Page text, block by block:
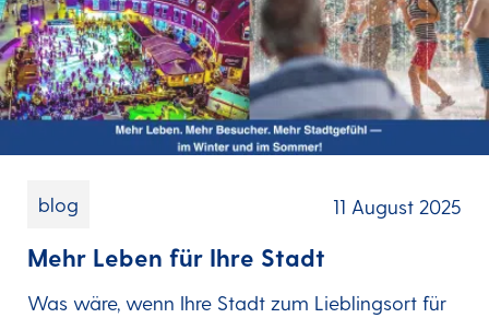
blog 11 August 2025
Mehr Leben für Ihre Stadt
Was wäre, wenn Ihre Stadt zum Lieblingsort für